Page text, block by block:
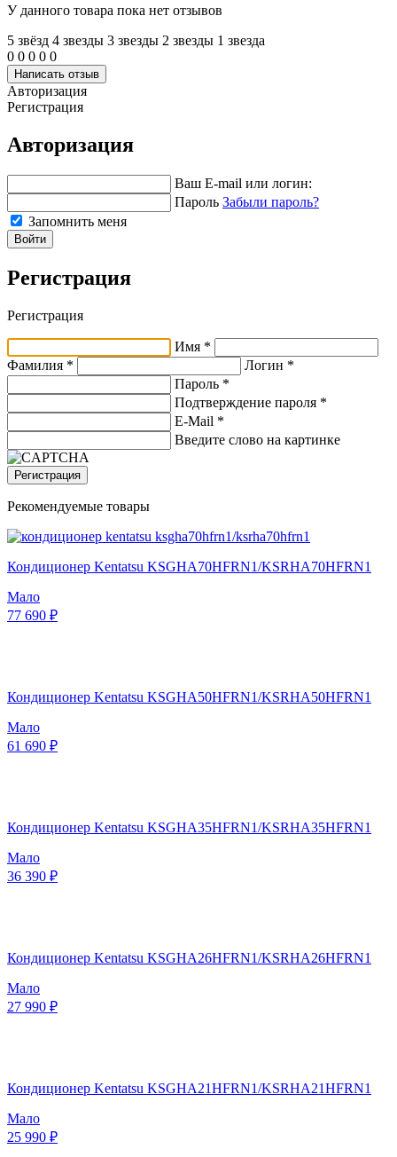
У данного товара пока нет отзывов
5 звёзд 4 звeзды 3 звeзды 2 звeзды 1 звeзда
0 0 0 0 0
Написать отзыв
Авторизация
Регистрация
Авторизация
Ваш E-mail или логин:
Пароль Забыли пароль?
Запомнить меня
Войти
Регистрация
Регистрация
Имя *
Фамилия *
Логин *
Пароль *
Подтверждение пароля *
E-Mail *
Введите слово на картинке
Регистрация
Рекомендуемые товары
Кондиционер Kentatsu KSGHA70HFRN1/KSRHA70HFRN1
Мало
77 690 ₽
Кондиционер Kentatsu KSGHA50HFRN1/KSRHA50HFRN1
Мало
61 690 ₽
Кондиционер Kentatsu KSGHA35HFRN1/KSRHA35HFRN1
Мало
36 390 ₽
Кондиционер Kentatsu KSGHA26HFRN1/KSRHA26HFRN1
Мало
27 990 ₽
Кондиционер Kentatsu KSGHA21HFRN1/KSRHA21HFRN1
Мало
25 990 ₽